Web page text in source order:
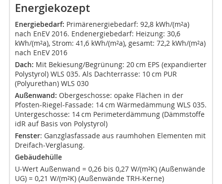
Energiekozept
Energiebedarf: Primärenergiebedarf: 92,8 kWh/(m²a)
nach EnEV 2016. Endenergiebedarf: Heizung: 30,6
kWh/(m²a), Strom: 41,6 kWh/(m²a), gesamt: 72,2 kWh/(m²a)
nach EnEV 2016
Dach: Mit Bekiesung/Begrünung: 20 cm EPS (expandierter
Polystyrol) WLS 035. Als Dachterrasse: 10 cm PUR
(Polyurethan) WLS 030
Außenwand: Obergeschosse: opake Flächen in der
Pfosten-Riegel-Fassade: 14 cm Wärmedämmung WLS 035.
Untergeschosse: 14 cm Perimeterdämmung (Dämmstoffe
idR auf Basis von Polystyrol)
Fenster: Ganzglasfassade aus raumhohen Elementen mit
Dreifach-Verglasung.
Gebäudehülle
U-Wert Außenwand = 0,26 bis 0,27 W/(m²K) (Außenwände
UG) = 0,21 W/(m²K) (Außenwände TRH-Kerne)